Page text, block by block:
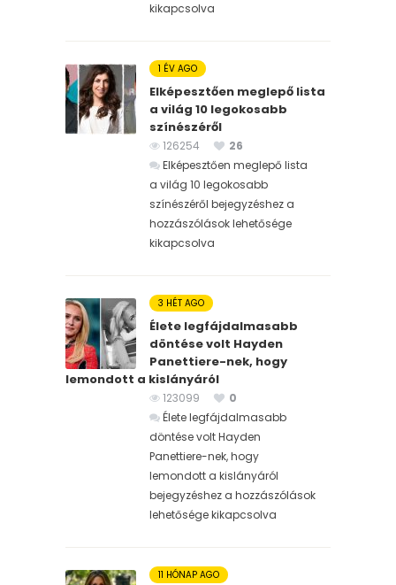
kikapcsolva
1 ÉV AGO
Elképesztően meglepő lista
a világ 10 legokosabb
színészéről
126254
26
Elképesztően meglepő lista
a világ 10 legokosabb
színészéről bejegyzéshez a
hozzászólások lehetősége
kikapcsolva
3 HÉT AGO
Élete legfájdalmasabb
döntése volt Hayden
Panettiere-nek, hogy
lemondott a kislányáról
123099
0
Élete legfájdalmasabb
döntése volt Hayden
Panettiere-nek, hogy
lemondott a kislányáról
bejegyzéshez a hozzászólások
lehetősége kikapcsolva
11 HÓNAP AGO